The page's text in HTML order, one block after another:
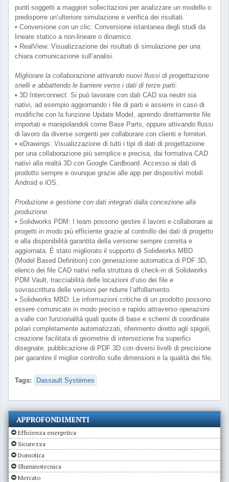
punti soggetti a maggiori sollecitazioni per analizzare un modello o
predisporre un’ulteriore simulazione e verifica dei risultati.
• Conversione con un clic: Conversione istantanea degli studi da
lineare statico a non-lineare o dinamico.
• RealView: Visualizzazione dei risultati di simulazione per una
chiara comunicazione sull’analisi.
Migliorare la collaborazione attivando nuovi flussi di progettazione
snelli e abbattendo le barriere verso i dati di terze parti:
• 3D Interconnect: Si può lavorare con dati CAD sia neutri sia
nativi, ad esempio aggiornando i file di parti e assiemi in caso di
modifiche con la funzione Update Model, aprendo direttamente file
importati e manipolandoli come Base Parts, oppure attivando flussi
di lavoro da diverse sorgenti per collaborare con clienti e fornitori.
• eDrawings: Visualizzazione di tutti i tipi di dati di progettazione
per una collaborazione più semplice e precisa, dai formativa CAD
nativi alla realtà 3D con Google Cardboard. Accesso ai dati di
prodotto sempre e ovunque grazie alle app per dispositivi mobili
Android e iOS.
Produzione e gestione con dati integrati dalla concezione alla
produzione:
• Solidworks PDM: I team possono gestire il lavoro e collaborare ai
progetti in modo più efficiente grazie al controllo dei dati di progetto
e alla disponibilità garantita della versione sempre corretta e
aggiornata. È stato migliorato il supporto di Solidworks MBD
(Model Based Definition) con generazione automatica di PDF 3D,
elenco dei file CAD nativi nella struttura di check-in di Solidworks
PDM Vault, tracciabilità delle locazioni d’uso dei file e
sovrascrittura delle versioni per ridurre l’affollamento.
• Solidworks MBD: Le informazioni critiche di un prodotto possono
essere comunicate in modo preciso e rapido attraverso operazioni
a valle con funzionalità quali quote di base e schemi di coordinate
polari completamente automatizzati, riferimento diretto agli spigoli,
creazione facilitata di geometrie di intersezione fra superfici
disegnate, pubblicazione di PDF 3D con diversi livelli di precisione
per garantire il miglior controllo sulle dimensioni e la qualità dei file.
Tags: Dassault Systèmes
APPROFONDIMENTI
Efficienza energetica
Sicurezza
Domotica
Illuminotecnica
Mercato